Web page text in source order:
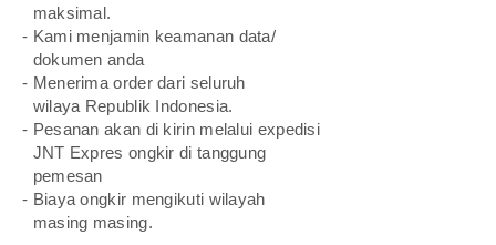
maksimal.
- Kami menjamin keamanan data/
dokumen anda
- Menerima order dari seluruh
wilaya Republik Indonesia.
- Pesanan akan di kirin melalui expedisi
JNT Expres ongkir di tanggung
pemesan
- Biaya ongkir mengikuti wilayah
masing masing.